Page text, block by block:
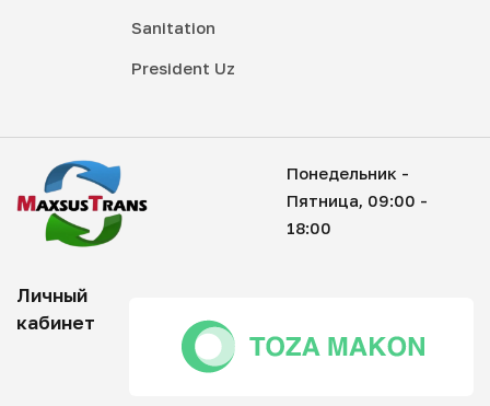
Sanitation
President Uz
Понедельник -
Пятница, 09:00 -
18:00
Личный
кабинет